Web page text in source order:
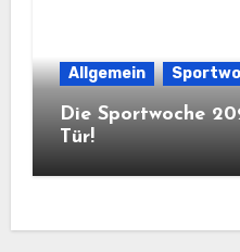
Allgemein
Die Sportwoche
Tür!